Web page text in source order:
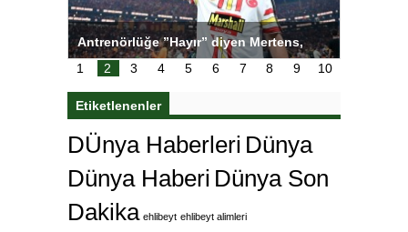
Salihli Sporcuları Kuraş’ta Gururlandırdı
1 2 3 4 5 6 7 8 9 10
Etiketlenenler
DÜnya Haberleri Dünya
Dünya Haberi Dünya Son
Dakika ehlibeyt ehlibeyt alimleri